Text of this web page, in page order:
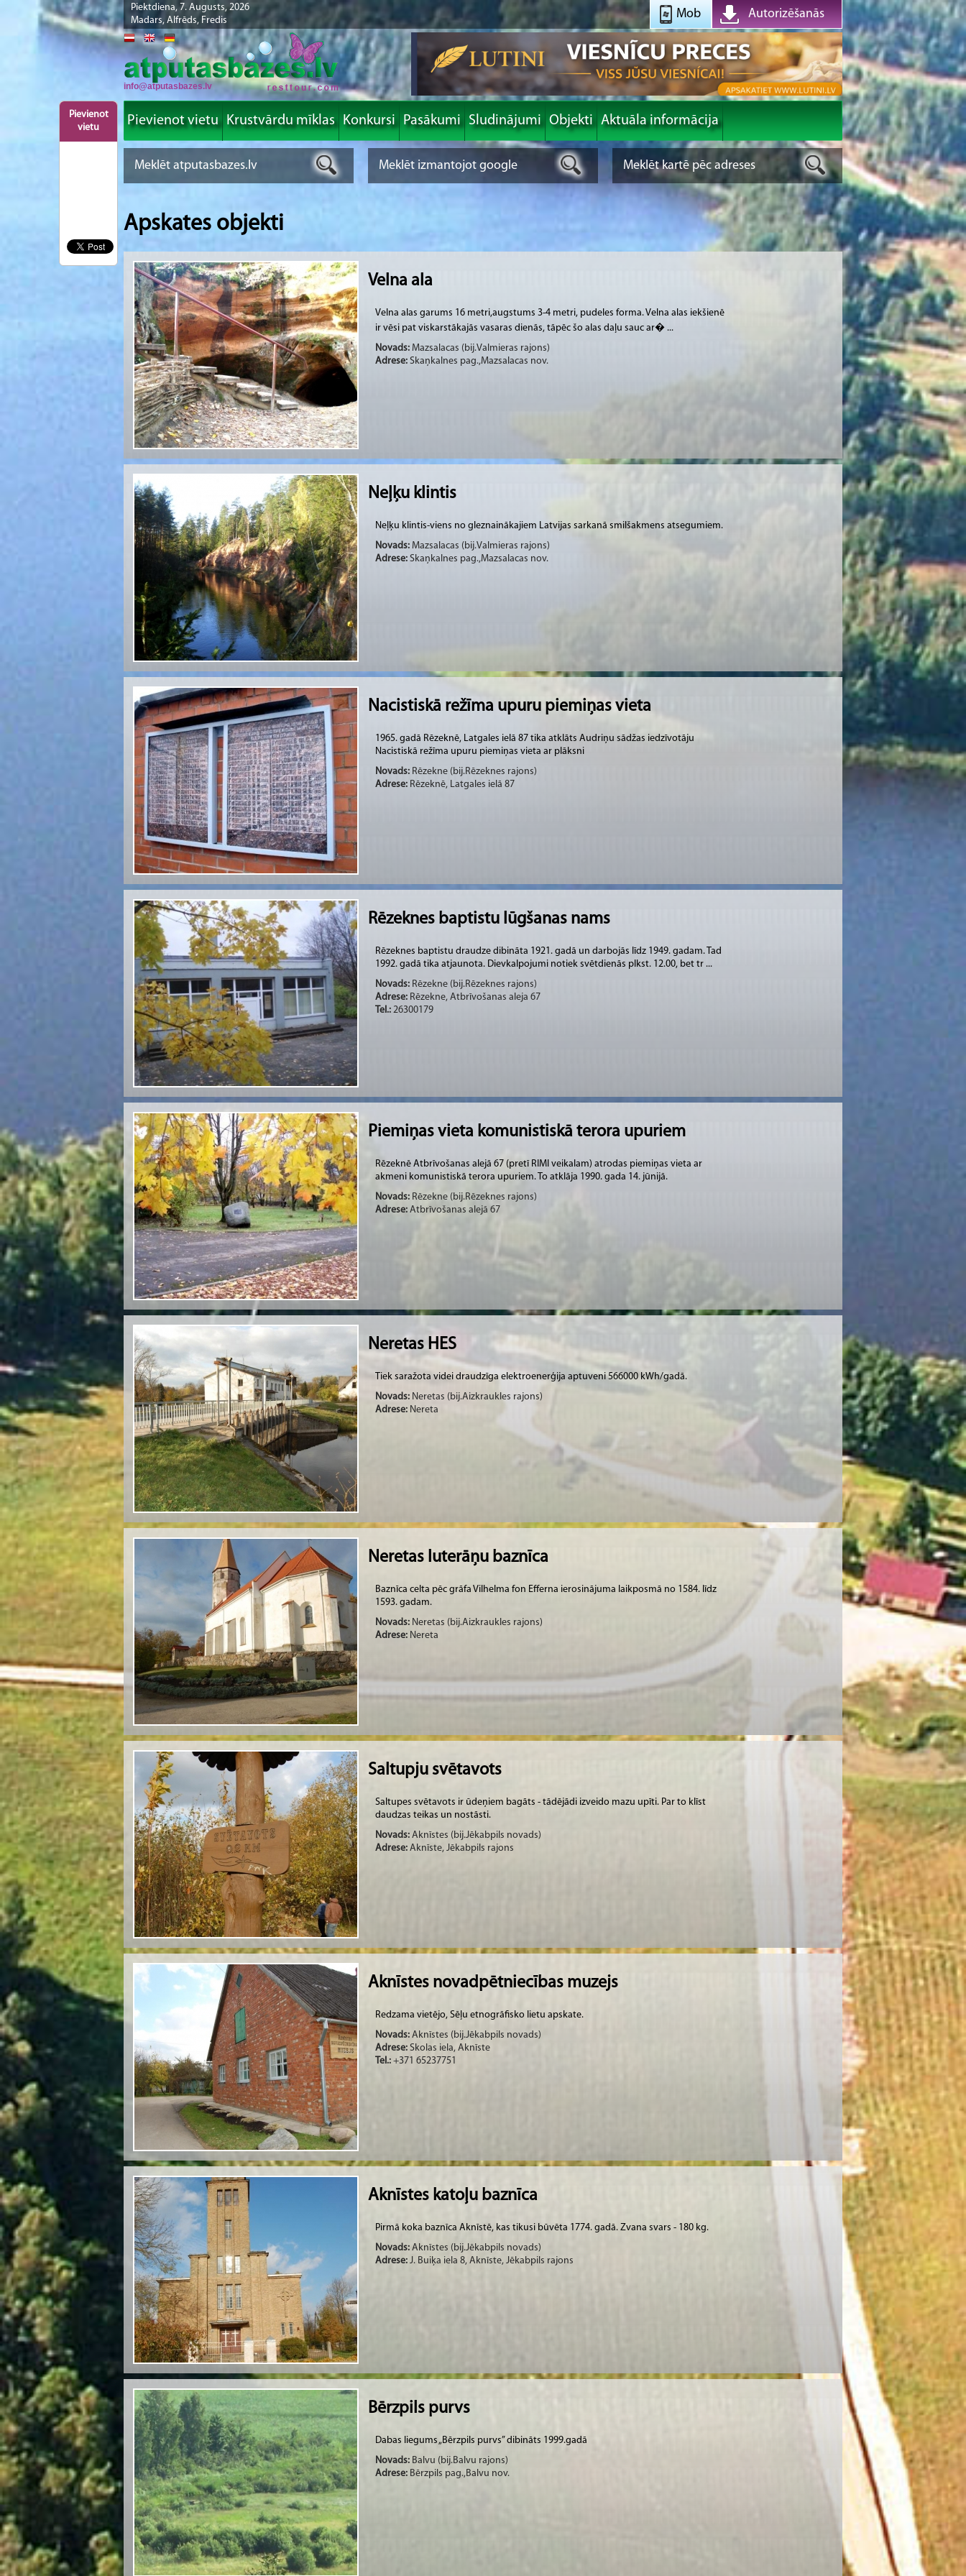
Piektdiena, 7. Augusts, 2026
Madars, Alfrēds, Fredis
Autorizēšanās
Mob
Pievienot
vietu
info@atputasbazes.lv
Pievienot vietu Krustvārdu mīklas Konkursi Pasākumi Sludinājumi Objekti Aktuāla informācija
Apskates objekti
Velna ala
Velna alas garums 16 metri,augstums 3-4 metri, pudeles forma. Velna alas iekšienē
ir vēsi pat viskarstākajās vasaras dienās, tāpēc šo alas daļu sauc ar� ...
Novads: Mazsalacas (bij.Valmieras rajons)
Adrese: Skaņkalnes pag.,Mazsalacas nov.
Neļķu klintis
Neļķu klintis-viens no gleznainākajiem Latvijas sarkanā smilšakmens atsegumiem.
Novads: Mazsalacas (bij.Valmieras rajons)
Adrese: Skaņkalnes pag.,Mazsalacas nov.
Nacistiskā režīma upuru piemiņas vieta
1965. gadā Rēzeknē, Latgales ielā 87 tika atklāts Audriņu sādžas iedzīvotāju
Nacistiskā režīma upuru piemiņas vieta ar plāksni
Novads: Rēzekne (bij.Rēzeknes rajons)
Adrese: Rēzeknē, Latgales ielā 87
Rēzeknes baptistu lūgšanas nams
Rēzeknes baptistu draudze dibināta 1921. gadā un darbojās līdz 1949. gadam. Tad
1992. gadā tika atjaunota. Dievkalpojumi notiek svētdienās plkst. 12.00, bet tr ...
Novads: Rēzekne (bij.Rēzeknes rajons)
Adrese: Rēzekne, Atbrīvošanas aleja 67
Tel.: 26300179
Piemiņas vieta komunistiskā terora upuriem
Rēzeknē Atbrīvošanas alejā 67 (pretī RIMI veikalam) atrodas piemiņas vieta ar
akmeni komunistiskā terora upuriem. To atklāja 1990. gada 14. jūnijā.
Novads: Rēzekne (bij.Rēzeknes rajons)
Adrese: Atbrīvošanas alejā 67
Neretas HES
Tiek saražota videi draudzīga elektroenerģija aptuveni 566000 kWh/gadā.
Novads: Neretas (bij.Aizkraukles rajons)
Adrese: Nereta
Neretas luterāņu baznīca
Baznīca celta pēc grāfa Vilhelma fon Efferna ierosinājuma laikposmā no 1584. līdz
1593. gadam.
Novads: Neretas (bij.Aizkraukles rajons)
Adrese: Nereta
Saltupju svētavots
Saltupes svētavots ir ūdeņiem bagāts - tādējādi izveido mazu upīti. Par to klīst
daudzas teikas un nostāsti.
Novads: Aknīstes (bij.Jēkabpils novads)
Adrese: Aknīste, Jēkabpils rajons
Aknīstes novadpētniecības muzejs
Redzama vietējo, Sēļu etnogrāfisko lietu apskate.
Novads: Aknīstes (bij.Jēkabpils novads)
Adrese: Skolas iela, Aknīste
Tel.: +371 65237751
Aknīstes katoļu baznīca
Pirmā koka baznīca Aknīstē, kas tikusi būvēta 1774. gadā. Zvana svars - 180 kg.
Novads: Aknīstes (bij.Jēkabpils novads)
Adrese: J. Buiķa iela 8, Aknīste, Jēkabpils rajons
Bērzpils purvs
Dabas liegums „Bērzpils purvs” dibināts 1999.gadā
Novads: Balvu (bij.Balvu rajons)
Adrese: Bērzpils pag.,Balvu nov.